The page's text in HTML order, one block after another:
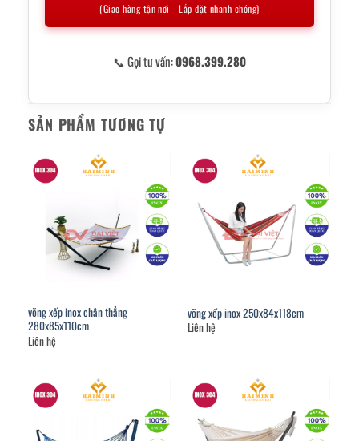
(Giao hàng tận nơi - Lắp đặt nhanh chóng)
📞 Gọi tư vấn:0968.399.280
SẢN PHẨM TƯƠNG TỰ
võng xếp inox chân thẳng
280x85x110cm
Liên hệ
võng xếp inox 250x84x118cm
Liên hệ